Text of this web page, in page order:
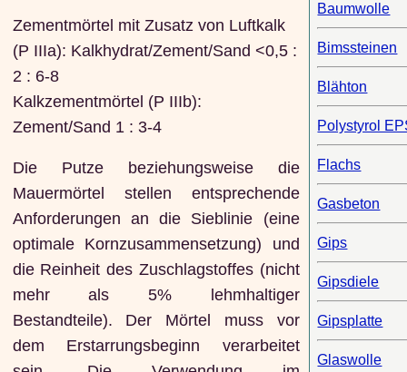
Zementmörtel mit Zusatz von Luftkalk
(P IIIa): Kalkhydrat/Zement/Sand <0,5 :
2 : 6-8
Kalkzementmörtel (P IIIb):
Zement/Sand 1 : 3-4
Die Putze beziehungsweise die
Mauermörtel stellen entsprechende
Anforderungen an die Sieblinie (eine
optimale Kornzusammensetzung) und
die Reinheit des Zuschlagstoffes (nicht
mehr als 5% lehmhaltiger
Bestandteile). Der Mörtel muss vor
dem Erstarrungsbeginn verarbeitet
Baumwolle
Bimssteinen
Blähton
Polystyrol
Flachs
Gasbeton
Gips
Gipsdiele
Gipsplatte
Glaswolle